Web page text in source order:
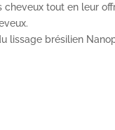
cheveux tout en leur
lissage brésilien